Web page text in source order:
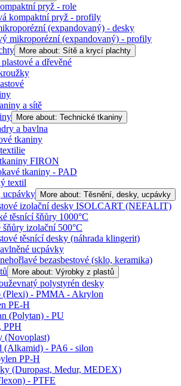
pryž - role
kompaktní pryž - profily
(expandovaný) - desky
mikroporézní (expandovaný) - profily
More about: Sítě a krycí plachty
a dřevěné
a sítě
More about: Technické tkaniny
a bavlna
tkaniny
FIRON
tkaniny - PAD
textil
ucpávky More about: Těsnění, desky, ucpávky
izolační desky ISOLCART (NEFALIT)
těsnící šňůry 1000°C
šňůry izolační 500°C
těsnící desky (náhrada klingerit)
ucpávky
bezasbestové (sklo, keramika)
More about: Výrobky z plastů
polystyrén desky
(Plexi) - PMMA - Akrylon
PE-H
(Polytan) - PU
PPH
(Novoplast)
(Alkamid) - PA6 - silon
PP-H
(Duropast, Medur, MEDEX)
- PTFE